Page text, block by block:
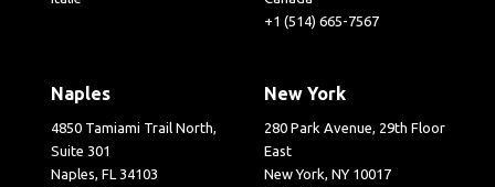
+1 (514) 665-7567
Naples
4850 Tamiami Trail North,
Suite 301
Naples, FL 34103
New York
280 Park Avenue, 29th Floor
East
New York, NY 10017